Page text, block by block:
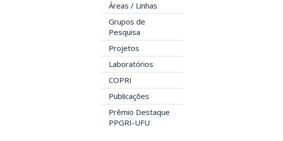
Áreas / Linhas
Grupos de
Pesquisa
Projetos
Laboratórios
COPRI
Publicações
Prêmio Destaque
PPGRI-UFU